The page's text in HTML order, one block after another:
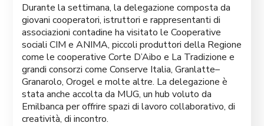
Durante la settimana, la delegazione composta da
giovani cooperatori, istruttori e rappresentanti di
associazioni contadine ha visitato le Cooperative
sociali CIM e ANIMA, piccoli produttori della Regione
come le cooperative Corte D’Aibo e La Tradizione e
grandi consorzi come Conserve Italia, Granlatte–
Granarolo, Orogel e molte altre. La delegazione è
stata anche accolta da MUG, un hub voluto da
Emilbanca per offrire spazi di lavoro collaborativo, di
creatività, di incontro.